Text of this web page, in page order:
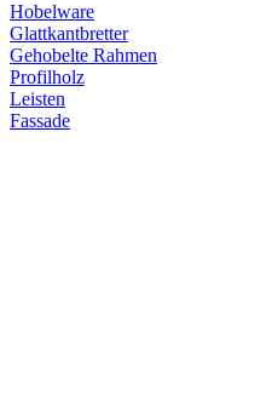
Hobelware
Glattkantbretter
Gehobelte Rahmen
Profilholz
Leisten
Fassade